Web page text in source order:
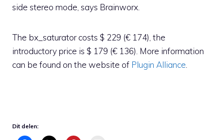
side stereo mode, says Brainworx.
The bx_saturator costs $ 229 (€ 174), the
introductory price is $ 179 (€ 136). More information
can be found on the website of Plugin Alliance
Dit delen: